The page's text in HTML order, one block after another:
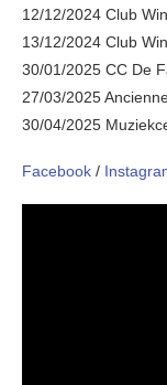
12/12/2024 Club
13/12/2024 Club
30/01/2025 CC De
27/03/2025
30/04/2025
Facebook /